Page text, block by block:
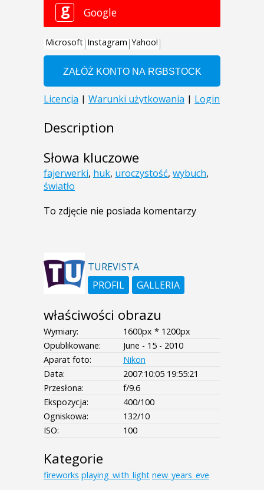
Description
Słowa kluczowe
fajerwerki, huk, uroczystość, wybuch,
światło
To zdjęcie nie posiada komentarzy
TUREVISTA
PROFIL
GALLERIA
właściwości obrazu
Wymiary:
1600px * 1200px
Opublikowane:
June - 15 - 2010
Aparat foto:
Nikon
Data:
2007:10:05 19:55:21
Przesłona:
f/9.6
Ekspozycja:
400/100
Ogniskowa:
132/10
ISO:
100
Kategorie
fireworks playing_with_light new_years_eve